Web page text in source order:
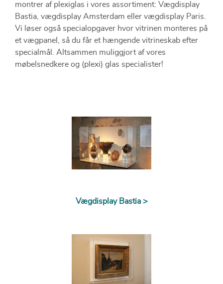
montrer af plexiglas i vores assortiment: Vægdisplay
Bastia, vægdisplay Amsterdam eller vægdisplay Paris.
Vi løser også specialopgaver hvor vitrinen monteres på
et vægpanel, så du får et hængende vitrineskab efter
specialmål. Altsammen muliggjort af vores
møbelsnedkere og (plexi) glas specialister!
Vægdisplay Bastia >